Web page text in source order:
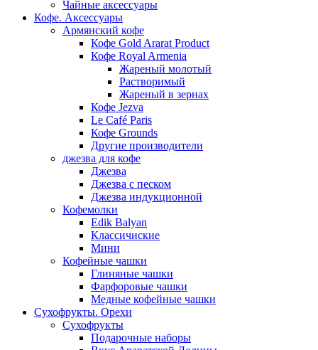
Чайные аксессуары
Кофе. Аксессуары
Армянский кофе
Кофе Gold Ararat Product
Кофе Royal Armenia
Жареный молотый
Растворимый
Жареный в зернах
Кофе Jezva
Le Café Paris
Кофе Grounds
Другие производители
джезва для кофе
Джезва
Джезва с песком
Джезва индукционной
Кофемолки
Edik Balyan
Классичиские
Мини
Кофейные чашки
Глиняные чашки
Фарфоровые чашки
Медные кофейные чашки
Сухофрукты. Орехи
Сухофрукты
Подарочные наборы